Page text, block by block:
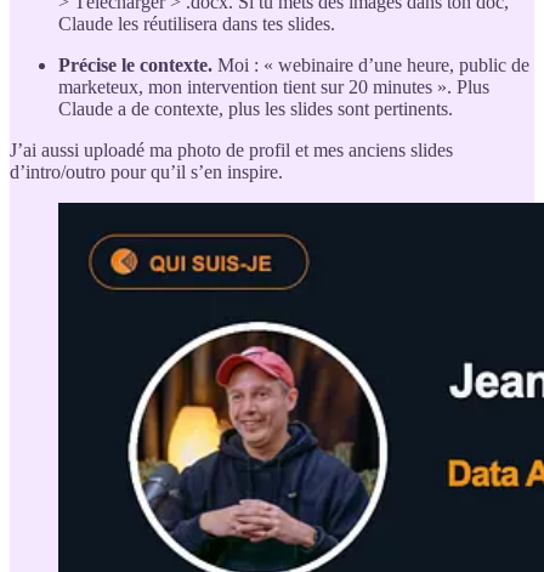
Claude les réutilisera dans tes slides.
Précise le contexte. Moi : « webinaire d’une heure, public de
marketeux, mon intervention tient sur 20 minutes ». Plus
Claude a de contexte, plus les slides sont pertinents.
J’ai aussi uploadé ma photo de profil et mes anciens slides
d’intro/outro pour qu’il s’en inspire.